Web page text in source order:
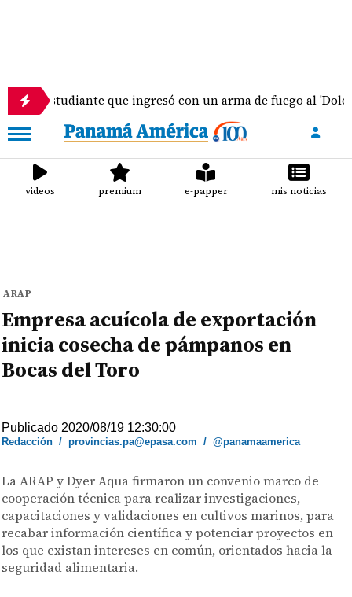
que ingresó con un arma de fuego al 'Dolores
videos premium e-papper mis noticias
ARAP
Empresa acuícola de exportación
inicia cosecha de pámpanos en
Bocas del Toro
Publicado 2020/08/19 12:30:00
Redacción /provincias.pa@epasa.com /@panamaamerica
La ARAP y Dyer Aqua firmaron un convenio marco de
cooperación técnica para realizar investigaciones,
capacitaciones y validaciones en cultivos marinos, para
recabar información científica y potenciar proyectos en
los que existan intereses en común, orientados hacia la
seguridad alimentaria.